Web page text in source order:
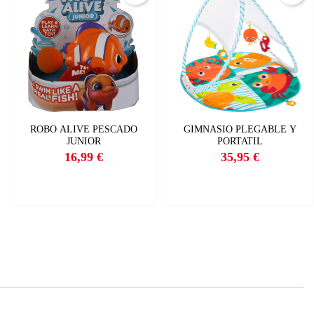
ROBO ALIVE PESCADO
JUNIOR
Precio
16,99 €
GIMNASIO PLEGABLE Y
PORTATIL
Precio
35,95 €